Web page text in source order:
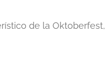
de la Oktoberfest,